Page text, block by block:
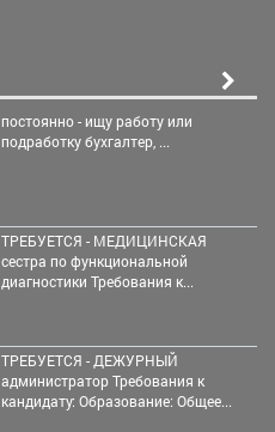
постоянно - ищу работу или
подработку бухгалтер, ...
ТРЕБУЕТСЯ - МЕДИЦИНСКАЯ
сестра по функциональной
диагностики Требования к...
ТРЕБУЕТСЯ - ДЕЖУРНЫЙ
администратор Требования к
кандидату: Образование: Общее...